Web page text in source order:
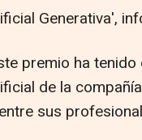
Generativa',
premio ha
de la
sus